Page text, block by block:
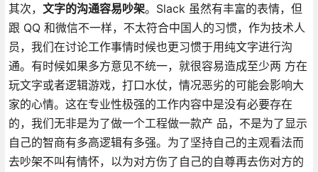
其次， 文字的沟通容易吵架。Slack 虽然有丰富的表情，但
跟 QQ 和微信不一样，不太符合中国人的习惯，作为技术人
员，我们在讨论工作事情时候也更习惯于用纯文字进行沟
通。有时候如果多方意见不统一，就很容易造成至少两 方在
玩文字或者逻辑游戏，打口水仗，情况恶劣的可能会影响大
家的心情。这在专业性极强的工作内容中是没有必要存在
的，我们无非是为了做一个工程做一款产 品，不是为了显示
自己的智商有多高逻辑有多强。为了坚持自己的主观看法而
去吵架不叫有情怀，以为对方伤了自己的自尊再去伤对方的